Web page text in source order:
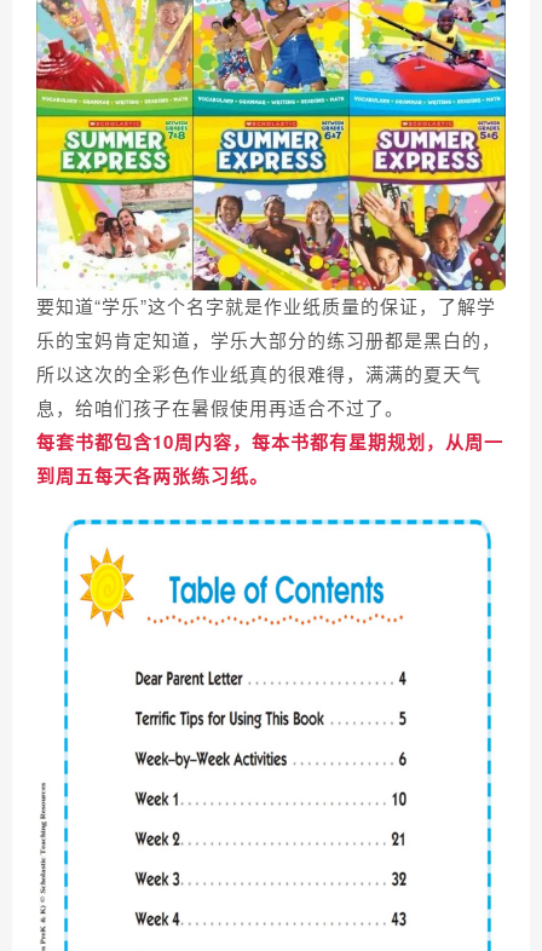
要知道“学乐”这个名字就是作业纸质量的保证，了解学
乐的宝妈肯定知道，学乐大部分的练习册都是黑白的，
所以这次的全彩色作业纸真的很难得，满满的夏天气
息， 给咱们孩子在暑假使用再适合不过了。
每套书都包含10周内容，每本书都有星期规划，从周一
到周五每天各两张练习纸。